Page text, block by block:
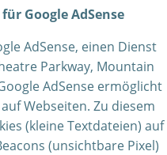
Google AdSense
AdSense, einen Dienst
Parkway, Mountain
AdSense ermöglicht
Webseiten. Zu diesem
(kleine Textdateien) auf
(unsichtbare Pixel)